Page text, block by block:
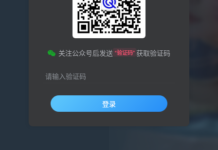
关注公众号后发送 “验证码” 获取验证码
请输入验证码
登录